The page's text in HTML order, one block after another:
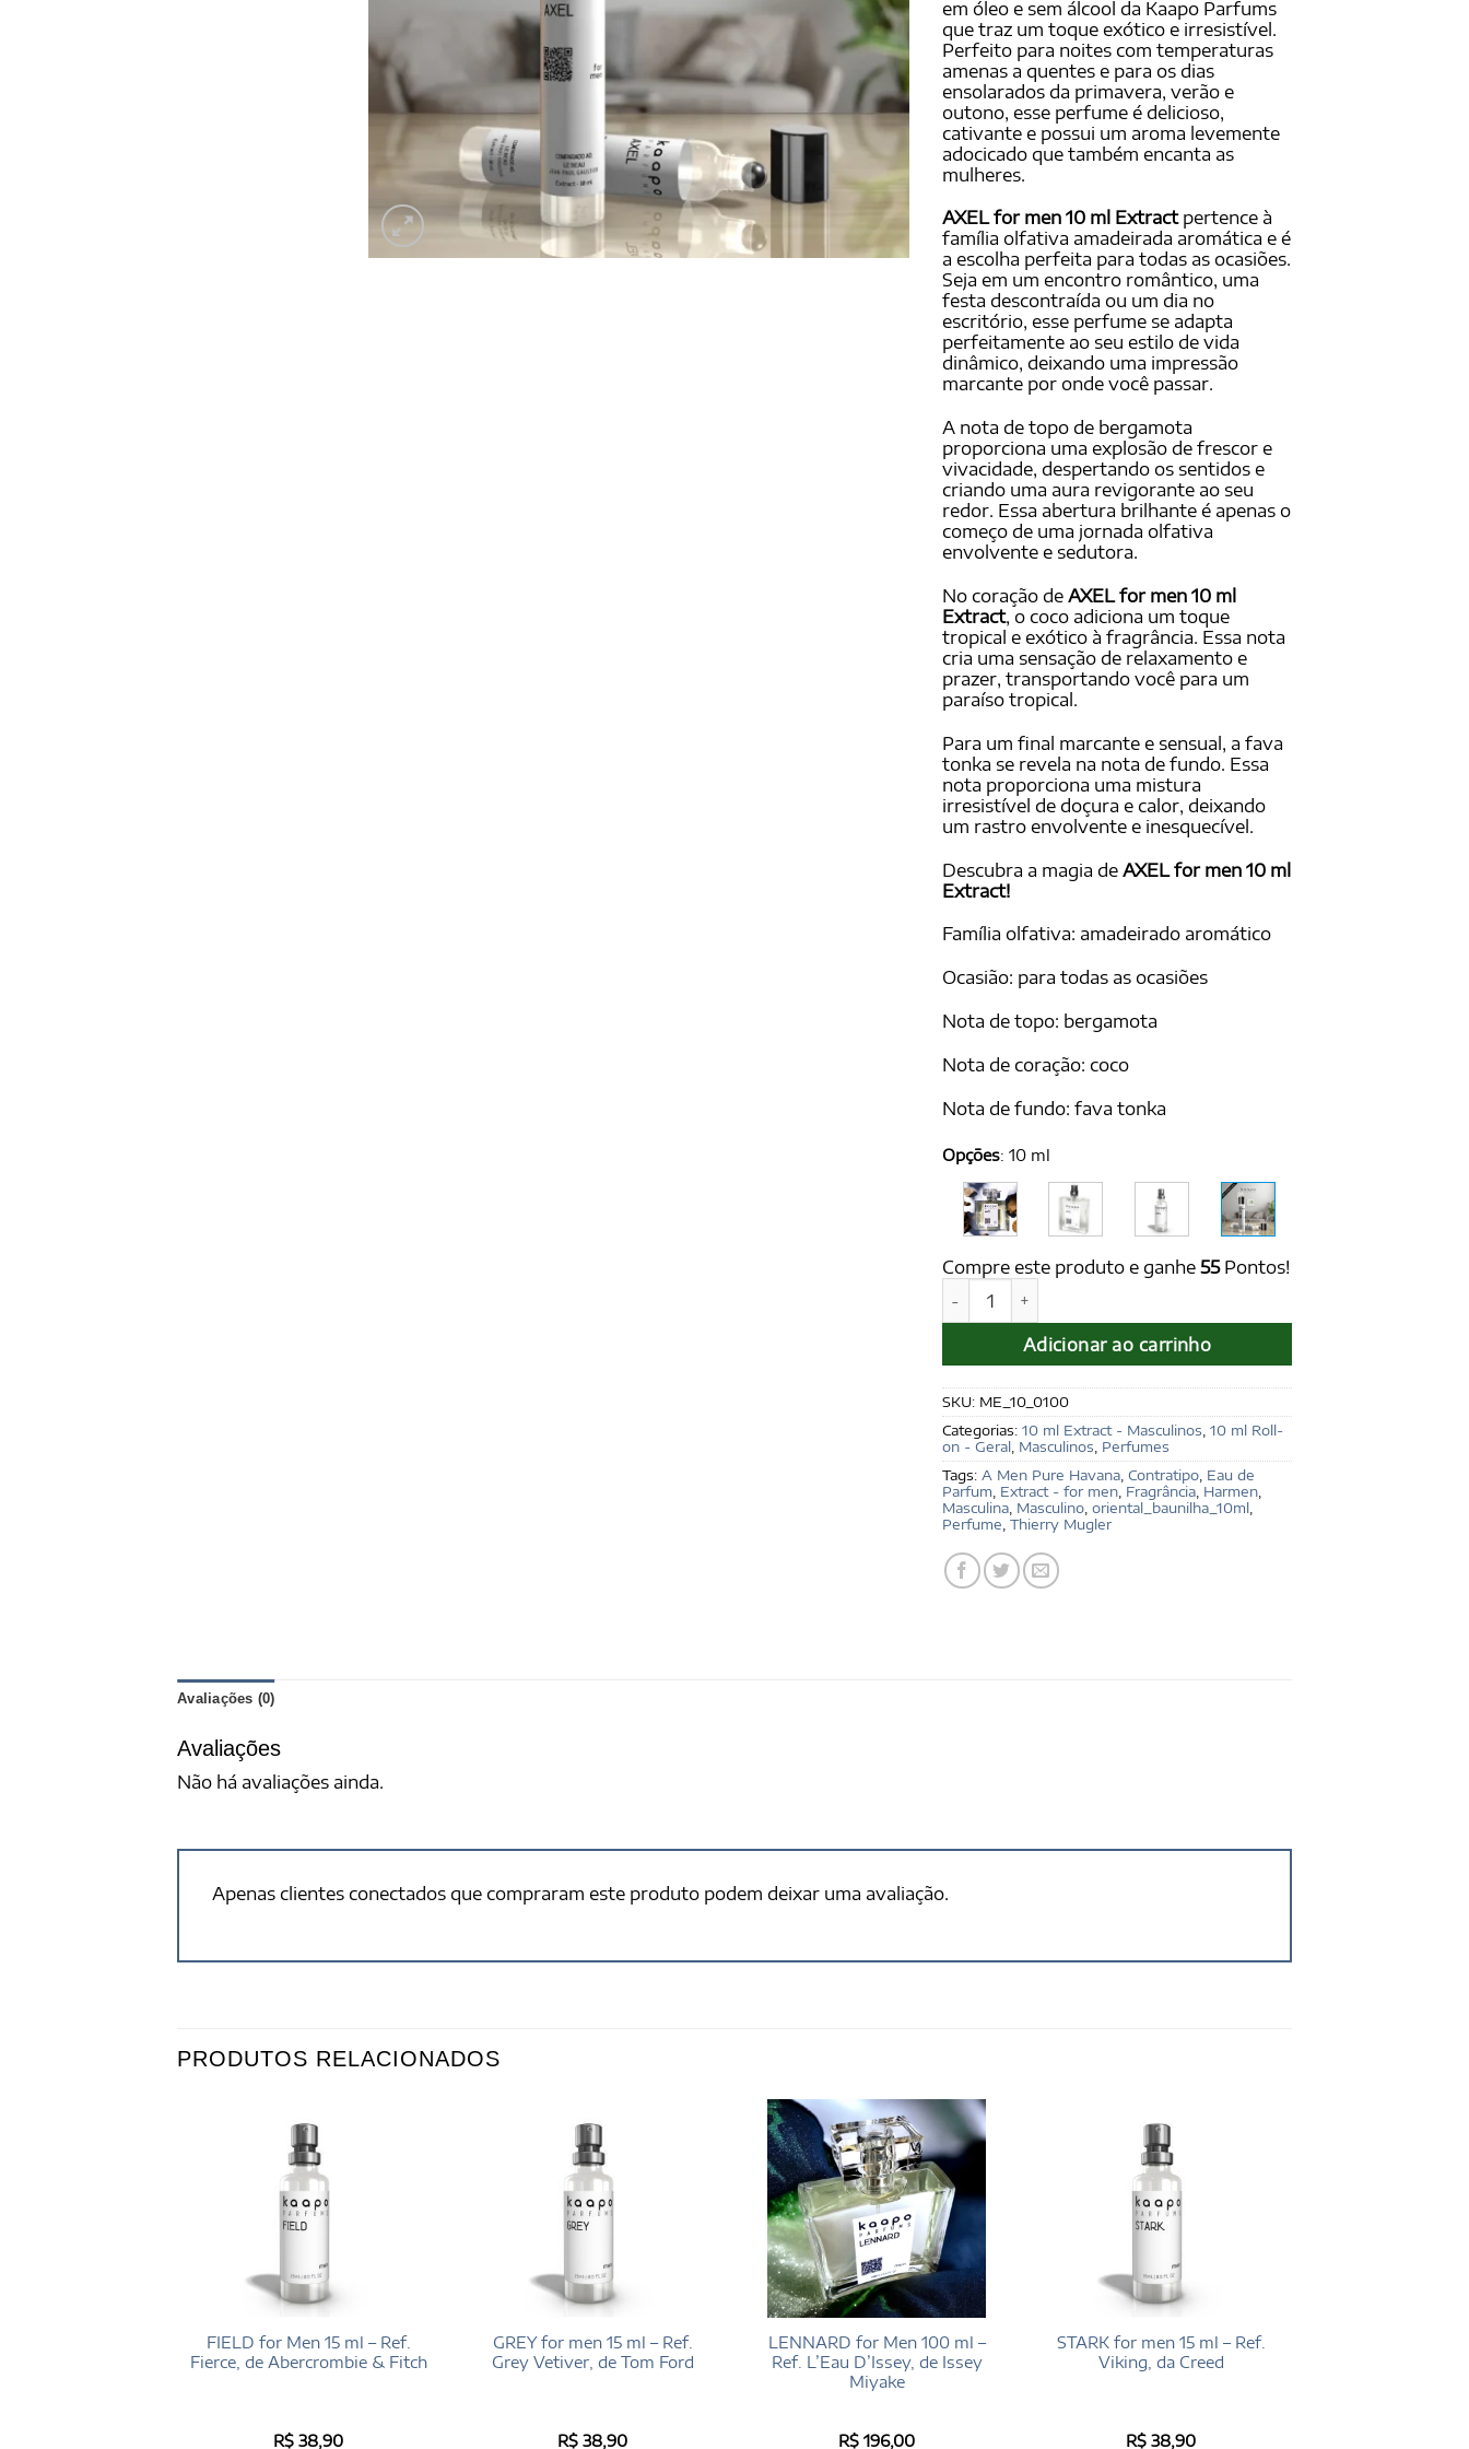
em óleo e sem álcool da Kaapo Parfums
que traz um toque exótico e irresistível.
Perfeito para noites com temperaturas
amenas a quentes e para os dias
ensolarados da primavera, verão e
outono, esse perfume é delicioso,
cativante e possui um aroma levemente
adocicado que também encanta as
mulheres.
AXEL for men 10 ml Extractpertence à
família olfativa amadeirada aromática e é
a escolha perfeita para todas as ocasiões.
Seja em um encontro romântico, uma
festa descontraída ou um dia no
escritório, esse perfume se adapta
perfeitamente ao seu estilo de vida
dinâmico, deixando uma impressão
marcante por onde você passar.
A nota de topo de bergamota
proporciona uma explosão de frescor e
vivacidade, despertando os sentidos e
criando uma aura revigorante ao seu
redor. Essa abertura brilhante é apenas o
começo de uma jornada olfativa
envolvente e sedutora.
No coração de AXEL for men 10 ml
Extract, o coco adiciona um toque
tropical e exótico à fragrância. Essa nota
cria uma sensação de relaxamento e
prazer, transportando você para um
paraíso tropical.
Para um final marcante e sensual, a fava
tonka se revela na nota de fundo. Essa
nota proporciona uma mistura
irresistível de doçura e calor, deixando
um rastro envolvente e inesquecível.
Descubra a magia de AXEL for men 10 ml
Extract!
Família olfativa: amadeirado aromático
Ocasião: para todas as ocasiões
Nota de topo: bergamota
Nota de coração: coco
Nota de fundo: fava tonka
Opções: 10 ml
Compre este produto e ganhe 55Pontos!
Adicionar ao carrinho
SKU: ME_10_0100
Categorias: 10 ml Extract - Masculinos, 10 ml Roll-
on - Geral, Masculinos, Perfumes
Tags: A Men Pure Havana, Contratipo, Eau de
Parfum, Extract - for men, Fragrância, Harmen,
Masculina, Masculino, oriental_baunilha_10ml,
Perfume, Thierry Mugler
Avaliações (0)
Avaliações
Não há avaliações ainda.
Apenas clientes conectados que compraram este produto podem deixar uma avaliação.
PRODUTOS RELACIONADOS
FIELD for Men 15 ml – Ref.
Fierce, de Abercrombie & Fitch
R$ 38,90
GREY for men 15 ml – Ref.
Grey Vetiver, de Tom Ford
R$ 38,90
LENNARD for Men 100 ml –
Ref. L’Eau D’Issey, de Issey
Miyake
R$ 196,00
STARK for men 15 ml – Ref.
Viking, da Creed
R$ 38,90